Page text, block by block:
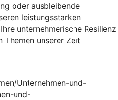
oder ausbleibende
leistungsstarken
unternehmerische Resilienz
Themen unserer Zeit
Unternehmen-und-
und-